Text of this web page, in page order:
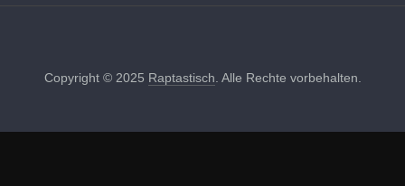
Copyright © 2025 Raptastisch . Alle Rechte vorbehalten.